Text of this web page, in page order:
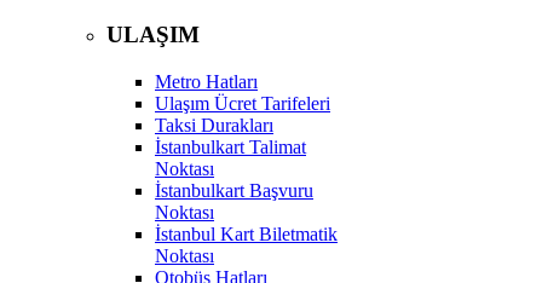
ULAŞIM
Metro Hatları
Ulaşım Ücret Tarifeleri
Taksi Durakları
İstanbulkart Talimat
Noktası
İstanbulkart Başvuru
Noktası
İstanbul Kart Biletmatik
Noktası
Otobüs Hatları